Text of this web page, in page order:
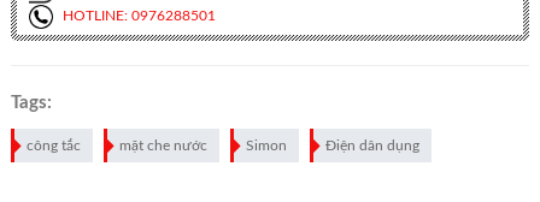
HOTLINE: 0976288501
Tags:
công tắc mặt che nước Simon Điện dân dụng